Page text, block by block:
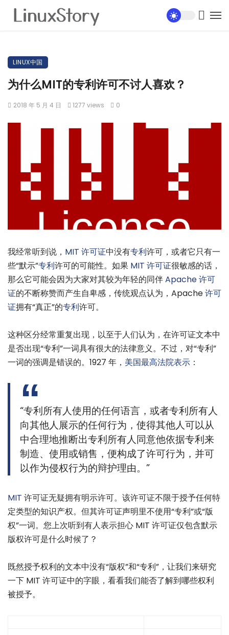
LINUX中国
为什么MIT的专利许可不讨人喜欢？
2018 年 5 月 4 日 1277 views 0
我经常听到说， MIT 许可证中没有专利许可，或者它只有一
些“默示”专利许可的可能性。如果 MIT 许可证很敏感的话，
那么它可能会因为大家对其较为年轻的同伴Apache 许可
证的不断称赞而产生自卑感，传统观点认为，Apache许可
证拥有“真正”的专利许可。
这种区分经常重复出现，以至于人们认为，在许可证文本中
是否出现“专利”一词具有很大的法律意义。不过，对“专利”
一词的强调是错误的。1927 年， 美国最高法院表示 ：
“专利所有人使用的任何语言，或者专利所有人
向其他人展示的任何行为，使得其他人可以从
中合理地推断出专利所有人同意他依据专利来
制造、使用或销售，便构成了许可行为，并可
以作为侵权行为的辩护理由。”
MIT 许可证无疑拥有明示许可。该许可证不限于授予任何特
定类型的知识产权。但其许可证声明里不使用“专利”或“版
权”一词。您上次听到有人表示担心 MIT 许可证仅包含默示
版权许可是什么时候了？
既然授予权利的文本中没有“版权”和“专利”，让我们来研究
一下 MIT 许可证中的字眼，看看我们能否了解到哪些权利
被授予。